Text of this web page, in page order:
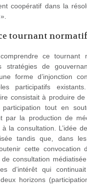
coopératif dans la
tournant normatif
ce tournant
stratégies de
forme d’injonction
participatifs
consistait à produire
tout en
par la production de
à la consultation. L’idée
tandis que, dans
cette convocation
consultation
d’intérêt qui continuait
horizons